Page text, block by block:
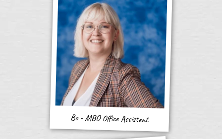
Bo - MBO Office Assistent